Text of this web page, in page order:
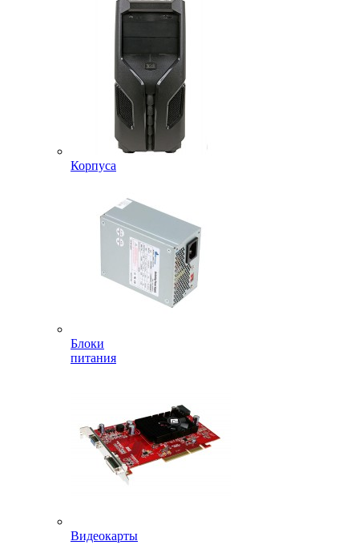
Корпуса
Блоки
питания
Видеокарты